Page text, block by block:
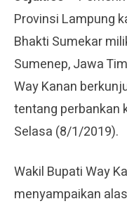
Provinsi Lampung
Bhakti Sumekar
Sumenep, Jawa
Way Kanan
tentang perbankan
Selasa (8/1/2019).
Wakil Bupati Way
menyampaikan